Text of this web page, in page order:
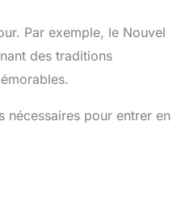
Par exemple, le Nouvel
des traditions
pour entrer en